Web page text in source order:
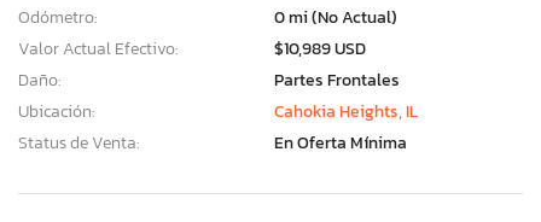
Odómetro:
0 mi (No Actual)
Valor Actual Efectivo:
$10,989 USD
Daño:
Partes Frontales
Ubicación:
Cahokia Heights, IL
Status de Venta:
En Oferta Mínima